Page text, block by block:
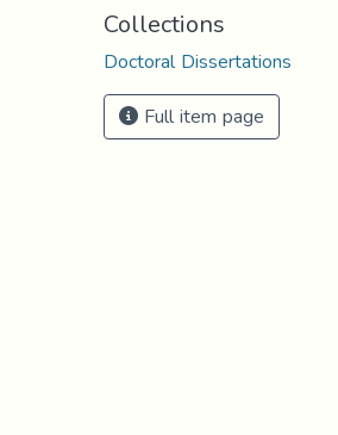
Collections
Doctoral Dissertations
Full item page